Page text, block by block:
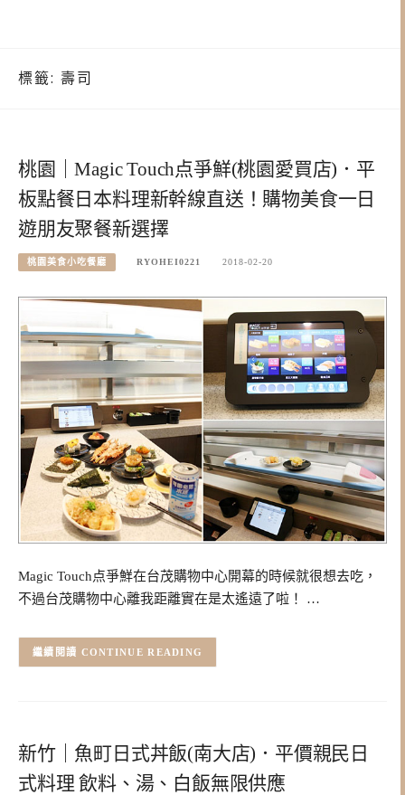
標籤: 壽司
桃園｜Magic Touch点爭鮮(桃園愛買店)．平
板點餐日本料理新幹線直送！購物美食一日
遊朋友聚餐新選擇
桃園美食小吃餐廳 RYOHEI0221 2018-02-20
Magic Touch点爭鮮在台茂購物中心開幕的時候就很想去吃，
不過台茂購物中心離我距離實在是太遙遠了啦！ …
CONTINUE READING
新竹｜魚町日式丼飯(南大店)．平價親民日
式料理 飲料、湯、白飯無限供應